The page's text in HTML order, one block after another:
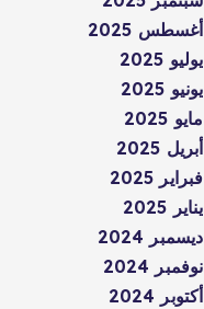
أغسطس 2025
يوليو 2025
يونيو 2025
مايو 2025
أبريل 2025
فبراير 2025
يناير 2025
ديسمبر 2024
نوفمبر 2024
أكتوبر 2024